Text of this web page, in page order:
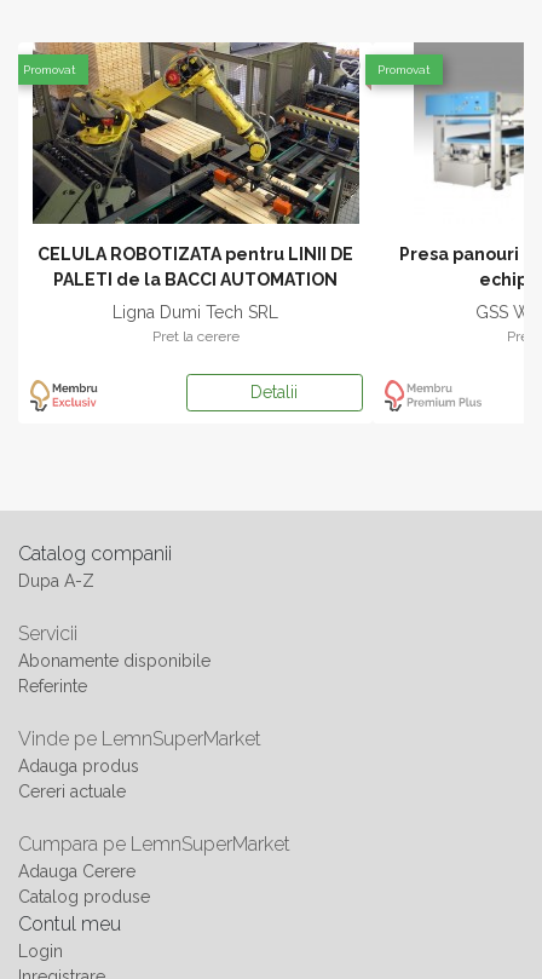
CELULA ROBOTIZATA pentru LINII DE
PALETI de la BACCI AUTOMATION
Ligna Dumi Tech SRL
Pret la cerere
Detalii
Promovat
Presa panouri
GSS
Pret
Promovat
Catalog companii
Dupa A-Z
Servicii
Abonamente disponibile
Referinte
Vinde pe LemnSuperMarket
Adauga produs
Cereri actuale
Cumpara pe LemnSuperMarket
Adauga Cerere
Catalog produse
Contul meu
Login